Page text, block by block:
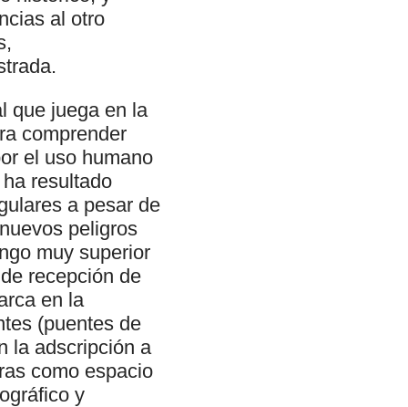
al otro
que juega en la
comprender
el uso humano
resultado
a pesar de
peligros
muy superior
recepción de
en la
(puentes de
la adscripción a
como espacio
y